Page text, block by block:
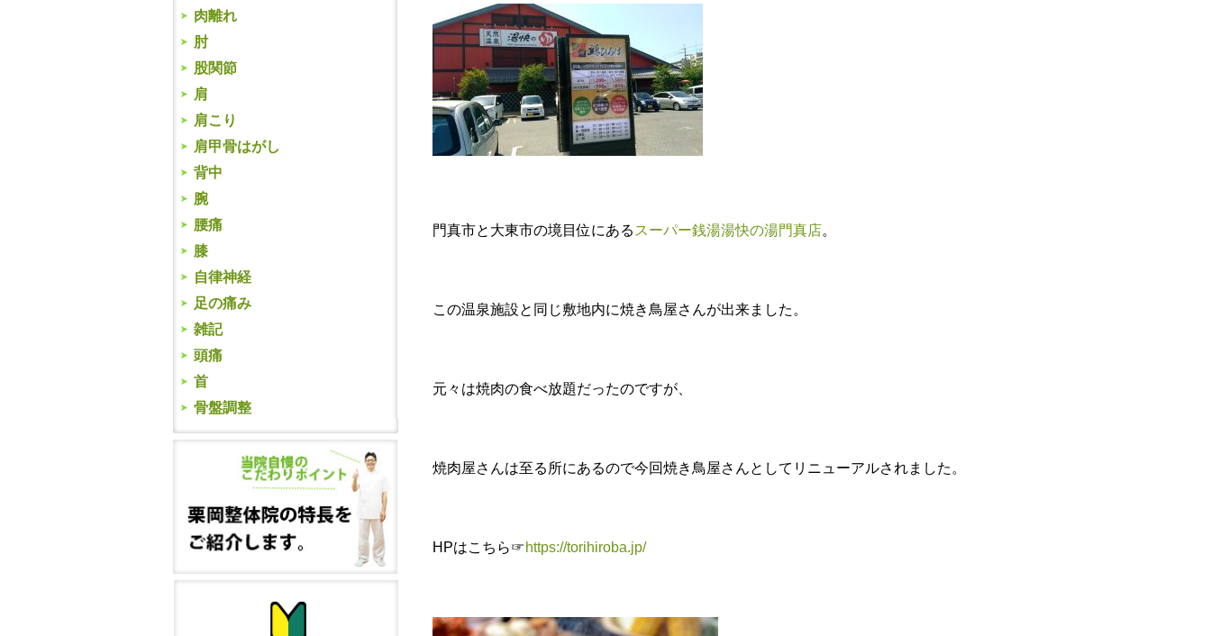
肉離れ
肘
股関節
肩
肩こり
肩甲骨はがし
背中
腕
腰痛
膝
自律神経
足の痛み
雑記
頭痛
首
骨盤調整
門真市と大東市の境目位にある スーパー銭湯湯快の湯門真店。
この温泉施設と同じ敷地内に焼き鳥屋さんが出来ました。
元々は焼肉の食べ放題だったのですが、
焼肉屋さんは至る所にあるので今回焼き鳥屋さんとしてリニューアルされました。
HPはこちら☞https://torihiroba.jp/